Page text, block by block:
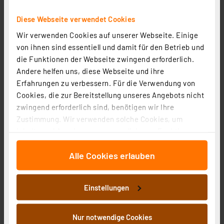
Diese Webseite verwendet Cookies
Wir verwenden Cookies auf unserer Webseite. Einige
von ihnen sind essentiell und damit für den Betrieb und
die Funktionen der Webseite zwingend erforderlich.
Andere helfen uns, diese Webseite und ihre
Erfahrungen zu verbessern. Für die Verwendung von
Cookies, die zur Bereitstellung unseres Angebots nicht
zwingend erforderlich sind, benötigen wir Ihre
Zustimmung. Wir verwenden solche Cookies, um
für soziale Medien anbieten zu können und die Zugriffe
auf unsere Website zu analysieren. Außerdem geben
wir Informationen zu Ihrer Verwendung unserer Website
an unsere Partner für soziale Medien, Werbung und
Analysen weiter. Unsere Partner führen diese
Informationen möglicherweise mit weiteren Daten
zusammen, die Sie ihnen bereitgestellt haben oder die
Alle Cookies erlauben
Einstellungen
Nur notwendige Cookies
Osram LED Superstar MR16 20 36°, 2,2 W, 230 lm, GU5.3,
EEK E, dimmbar, warmweiß
6.73 CHF